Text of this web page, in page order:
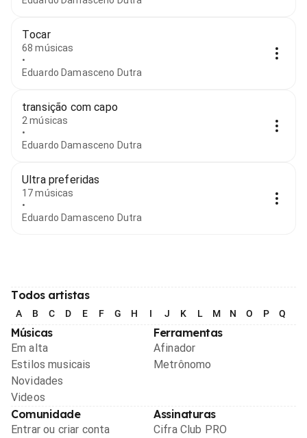
Tocar
68 músicas
•
Eduardo Damasceno Dutra
transição com capo
2 músicas
•
Eduardo Damasceno Dutra
Ultra preferidas
17 músicas
•
Eduardo Damasceno Dutra
Todos artistas
A B C D E F G H I J K L M N O P Q
Músicas
Em alta
Estilos musicais
Novidades
Videos
Ferramentas
Afinador
Metrônomo
Comunidade
Entrar ou criar conta
Assinaturas
Cifra Club PRO